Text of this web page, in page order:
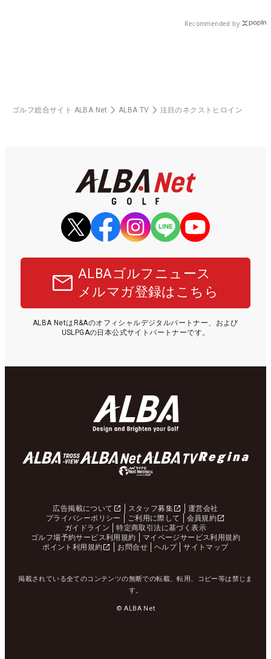
Recommended by
ゴルフ総合サイト ALBA Net ALBA TV 注目のネクストヒロイン
ALBAゴルフニュース
メルマガ登録はこちら
ALBA NetはR&Aのオフィシャルデジタルパートナー、および
USLPGAの日本公式サイトパートナーです。
広告掲載について スタッフ募集
運営会社
プライバシーポリシー
ご利用に際して
会員規約
ガイドライン
特定商取引法に基づく表示
ゴルフ場予約サービス利用規約
マイページサービス利用規約
ポイント利用規約
お問合せ ヘルプ サイトマップ
掲載されている全てのコンテンツの無断での転載、転用、コピー等は禁じま
す。
© ALBA Net